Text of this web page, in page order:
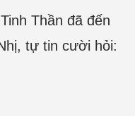
Thần đã đến
tự tin cười hỏi: